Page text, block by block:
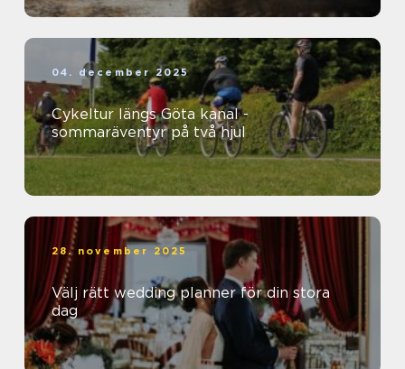
04. december 2025
Cykeltur längs Göta kanal -
sommaräventyr på två hjul
28. november 2025
Välj rätt wedding planner för din stora
dag